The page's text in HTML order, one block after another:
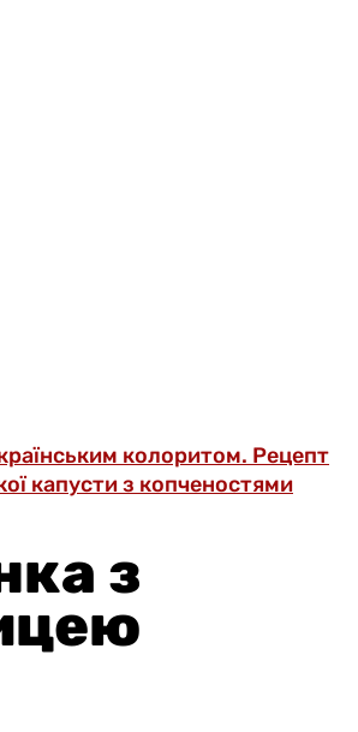
колоритом. Рецепт
капусти з копченостями
з